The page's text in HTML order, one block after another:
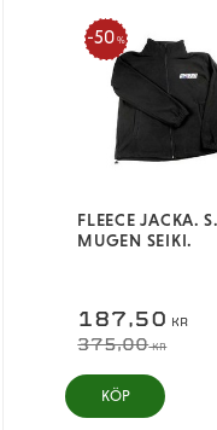
FLEECE JACKA. S.
MUGEN SEIKI.
187,50 KR
375,00KR
50 %
KÖP